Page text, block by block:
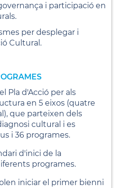
i participació en
per desplegar i
Cultural.
Pla d'Acció per als
en 5 eixos (quatre
que parteixen dels
cultural i es
i 36 programes.
d'inici de la
programes.
iniciar el primer bienni